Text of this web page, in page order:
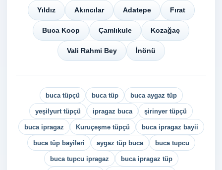
Yıldız Akıncılar Adatepe Fırat
Buca Koop Çamlıkule Kozağaç
Vali Rahmi Bey İnönü
buca tüpçü buca tüp buca aygaz tüp
yeşilyurt tüpçü ipragaz buca şirinyer tüpçü
buca ipragaz Kuruçeşme tüpçü buca ipragaz bayii
buca tüp bayileri aygaz tüp buca buca tupcu
buca tupcu ipragaz buca ipragaz tüp